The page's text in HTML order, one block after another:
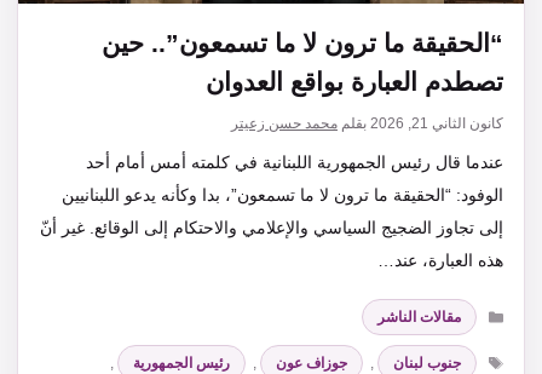
“الحقيقة ما ترون لا ما تسمعون”.. حين
تصطدم العبارة بواقع العدوان
كانون الثاني 21, 2026 بقلم محمد حسن زعيتر
عندما قال رئيس الجمهورية اللبنانية في كلمته أمس أمام أحد
الوفود: “الحقيقة ما ترون لا ما تسمعون”، بدا وكأنه يدعو اللبنانيين
إلى تجاوز الضجيج السياسي والإعلامي والاحتكام إلى الوقائع. غير أنّ
هذه العبارة، عند…
التصنيفات
مقالات الناشر
الوسوم
جنوب لبنان , جوزاف عون , رئيس الجمهورية ,